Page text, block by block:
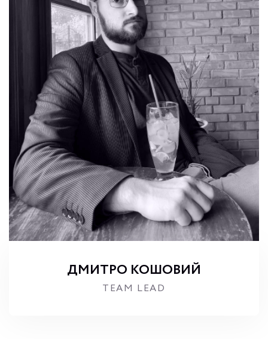
ДМИТРО КОШОВИЙ
TEAM LEAD